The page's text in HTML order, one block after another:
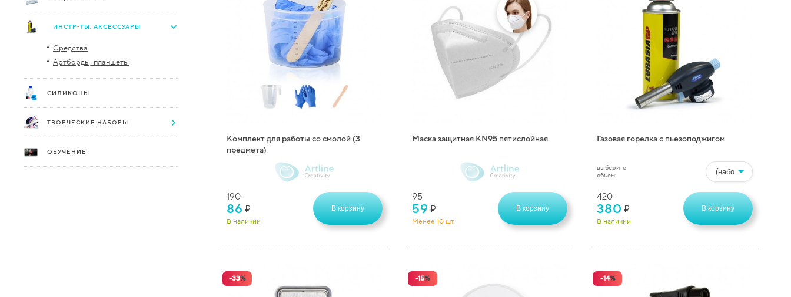
ИНСТР-ТЫ, АКСЕССУАРЫ
Средства
Артборды, планшеты
СИЛИКОНЫ
ТВОРЧЕСКИЕ НАБОРЫ
ОБУЧЕНИЕ
Комплект для работы со смолой (3
предмета)
190
86 ₽
В наличии
В корзину
Маска защитная KN95 пятислойная
95
59 ₽
Менее 10 шт.
В корзину
Газовая горелка с пьезоподжигом
выберите
объем:
420
380 ₽
В наличии
В корзину
-33% -15% -14%